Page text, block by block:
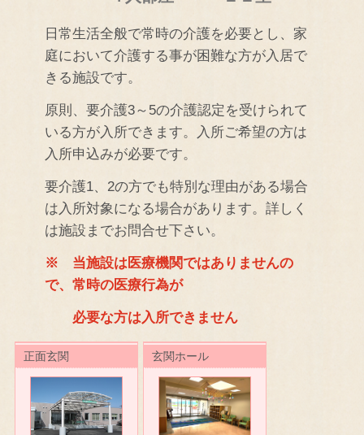
日常生活全般で常時の介護を必要とし、家
庭において介護する事が困難な方が入居で
きる施設です。
原則、要介護3～5の介護認定を受けられて
いる方が入所できます。入所ご希望の方は
入所申込みが必要です。
要介護1、2の方でも特別な理由がある場合
は入所対象になる場合があります。詳しく
は施設までお問合せ下さい。
※ 当施設は医療機関ではありませんの
で、常時の医療行為が
必要な方は入所できません
正面玄関 玄関ホール